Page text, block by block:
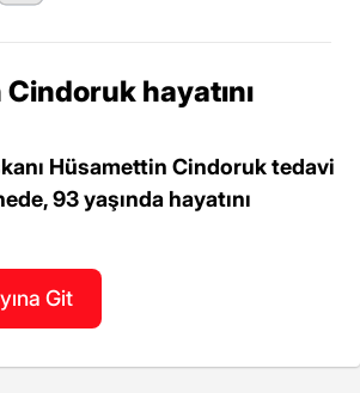
hayatını
Hüsamettin Cindoruk tedavi
93 yaşında hayatını
Git